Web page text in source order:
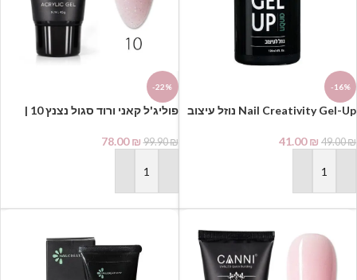
-16%
Nail Creativity Gel-Up נוזל עיצוב
49.00₪
41.00₪
הוספה לסל
-22%
פוליג'ל קאני ורוד סגול נצנץ 10 |
99.90₪
78.00₪
הוספה לסל